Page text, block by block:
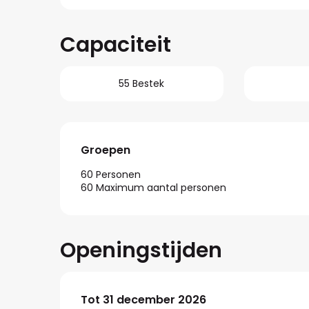
Capaciteit
55 Bestek
Groepen
Groepen
60 Personen
60 Maximum aantal personen
Openingstijden
Vanaf 5 januari 2026tot
Tot 31 december 2026